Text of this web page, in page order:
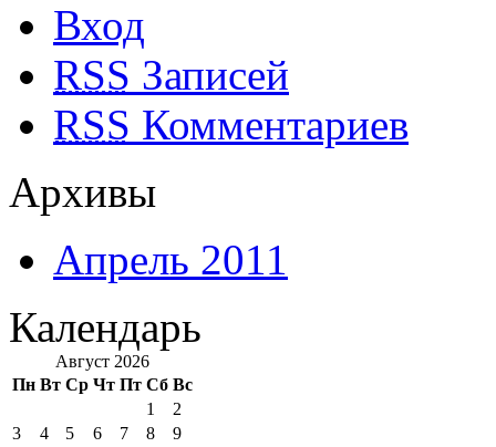
Вход
RSS Записей
RSS Комментариев
Архивы
Апрель 2011
Календарь
Август 2026
Пн Вт Ср Чт Пт Сб Вс
1
2
3
4 5 6 7 8
9